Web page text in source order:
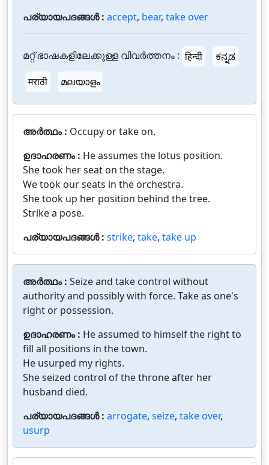
പര്യായപദങ്ങൾ : accept, bear, take over
മറ്റ് ഭാഷകളിലേക്കുള്ള വിവർത്തനം : हिन्दी
ಕನ್ನಡ
मराठी
മലയാളം
അർത്ഥം : Occupy or take on.
ഉദാഹരണം : He assumes the lotus position.
She took her seat on the stage.
We took our seats in the orchestra.
She took up her position behind the tree.
Strike a pose.
പര്യായപദങ്ങൾ : strike, take, take up
അർത്ഥം : Seize and take control without
authority and possibly with force. Take as one's
right or possession.
ഉദാഹരണം : He assumed to himself the right to
fill all positions in the town.
He usurped my rights.
She seized control of the throne after her
husband died.
പര്യായപദങ്ങൾ : arrogate, seize, take over,
usurp